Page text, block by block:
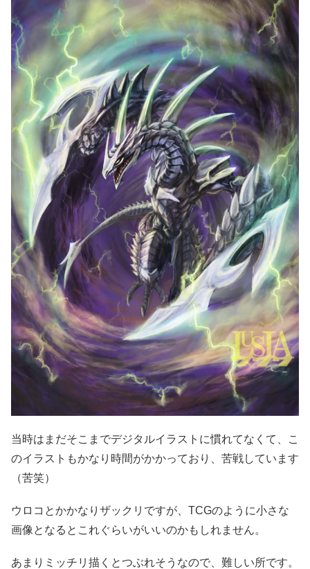
当時はまだそこまでデジタルイラストに慣れてなくて、こ
のイラストもかなり時間がかかっており、苦戦しています
（苦笑）
ウロコとかかなりザックリですが、TCGのように小さな
画像となるとこれぐらいがいいのかもしれません。
あまりミッチリ描くとつぶれそうなので、難しい所です。